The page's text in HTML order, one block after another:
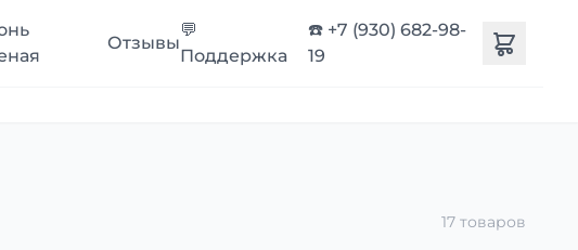
Отзывы
💬
Поддержка
☎️ +7 (930) 682-98-
19
17 товаров